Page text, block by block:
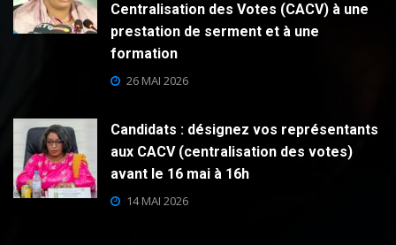
Centralisation des Votes (CACV) à une
prestation de serment et à une
formation
26 MAI 2026
Candidats : désignez vos représentants
aux CACV (centralisation des votes)
avant le 16 mai à 16h
14 MAI 2026